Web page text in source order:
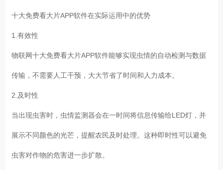
十大免费看大片APP软件在实际运用中的优势
1.有效性
物联网十大免费看大片APP软件能够实现虫情的自动检测与数据
传输，不需要人工干预，大大节省了时间和人力成本。
2.及时性
当出现虫害时，虫情监测器会在一时间将信息传输给LED灯，并
展示不同颜色的光芒，提醒农民及时处理。这种即时性可以避免
虫害对作物的危害进一步扩散。